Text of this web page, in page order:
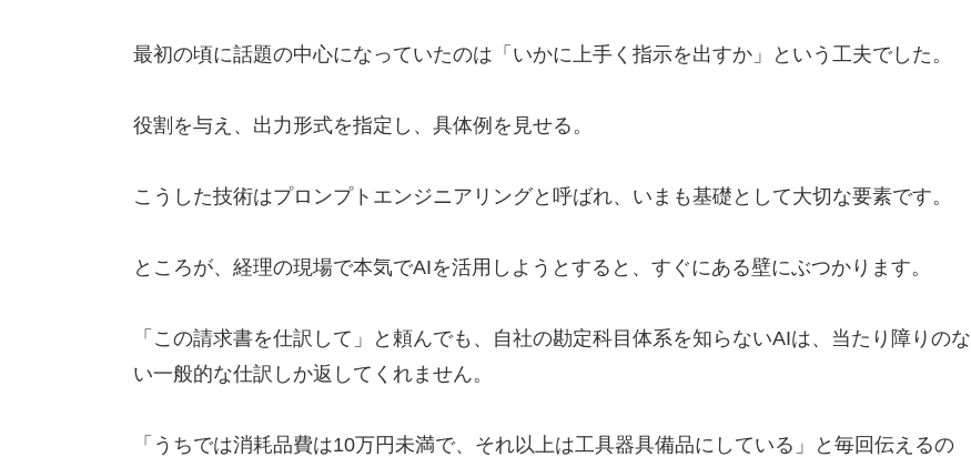
最初の頃に話題の中心になっていたのは「いかに上手く指示を出すか」という工夫でした。
役割を与え、出力形式を指定し、具体例を見せる。
こうした技術はプロンプトエンジニアリングと呼ばれ、いまも基礎として大切な要素です。
ところが、経理の現場で本気でAIを活用しようとすると、すぐにある壁にぶつかります。
「この請求書を仕訳して」と頼んでも、自社の勘定科目体系を知らないAIは、当たり障りのな
い一般的な仕訳しか返してくれません。
「うちでは消耗品費は10万円未満で、それ以上は工具器具備品にしている」と毎回伝えるの